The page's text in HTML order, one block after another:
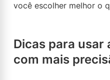
você escolher melhor o
Dicas para usar
com mais